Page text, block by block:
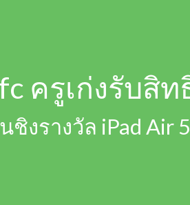
ครูเก่งรับสิ
งรางวัล iPad Air